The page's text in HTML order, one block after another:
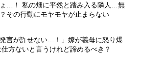
…！ 私の畑に平然と踏み入る隣人…無
その行動にモヤモヤが止まらない
発言が許せない…！」嫁が義母に怒り爆
方ないと言うけれど諦めるべき？